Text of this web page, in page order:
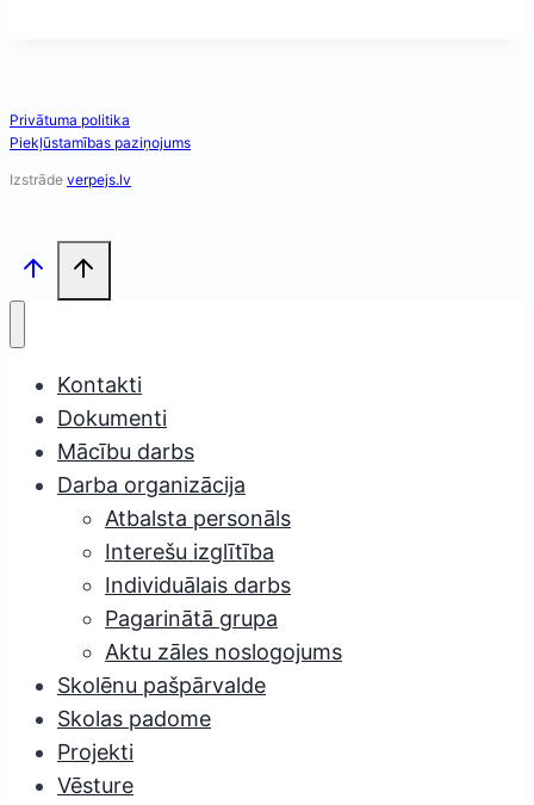
Privātuma politika
Piekļūstamības paziņojums
Izstrāde verpejs.lv
Kontakti
Dokumenti
Mācību darbs
Darba organizācija
Atbalsta personāls
Interešu izglītība
Individuālais darbs
Pagarinātā grupa
Aktu zāles noslogojums
Skolēnu pašpārvalde
Skolas padome
Projekti
Vēsture